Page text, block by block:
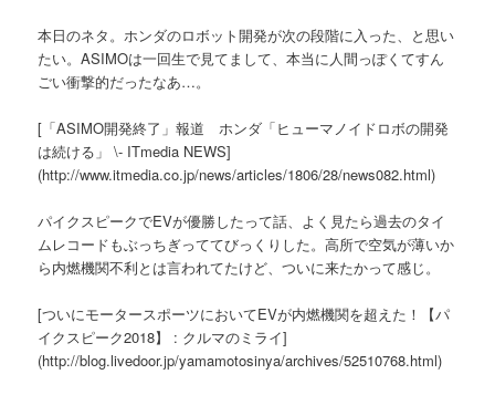
本日のネタ。ホンダのロボット開発が次の段階に入った、と思い
たい。ASIMOは一回生で見てまして、本当に人間っぽくてすん
ごい衝撃的だったなあ…。
[「ASIMO開発終了」報道 ホンダ「ヒューマノイドロボの開発
は続ける」 \- ITmedia NEWS]
(http://www.itmedia.co.jp/news/articles/1806/28/news082.html)
パイクスピークでEVが優勝したって話、よく見たら過去のタイ
ムレコードもぶっちぎっててびっくりした。高所で空気が薄いか
ら内燃機関不利とは言われてたけど、ついに来たかって感じ。
[ついにモータースポーツにおいてEVが内燃機関を超えた！【パ
イクスピーク2018】 : クルマのミライ]
(http://blog.livedoor.jp/yamamotosinya/archives/52510768.html)